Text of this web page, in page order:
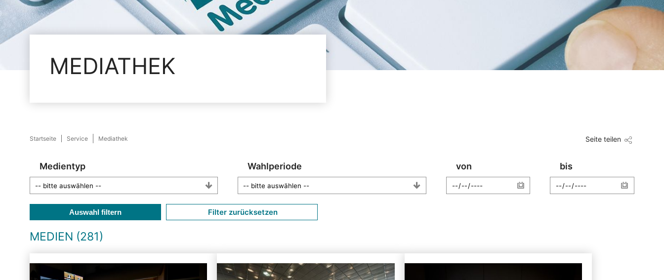
MEDIATHEK
Startseite Service Mediathek Seite teilen
Medientyp Wahlperiode von bis
Auswahl filtern Filter zurücksetzen
MEDIEN (281)